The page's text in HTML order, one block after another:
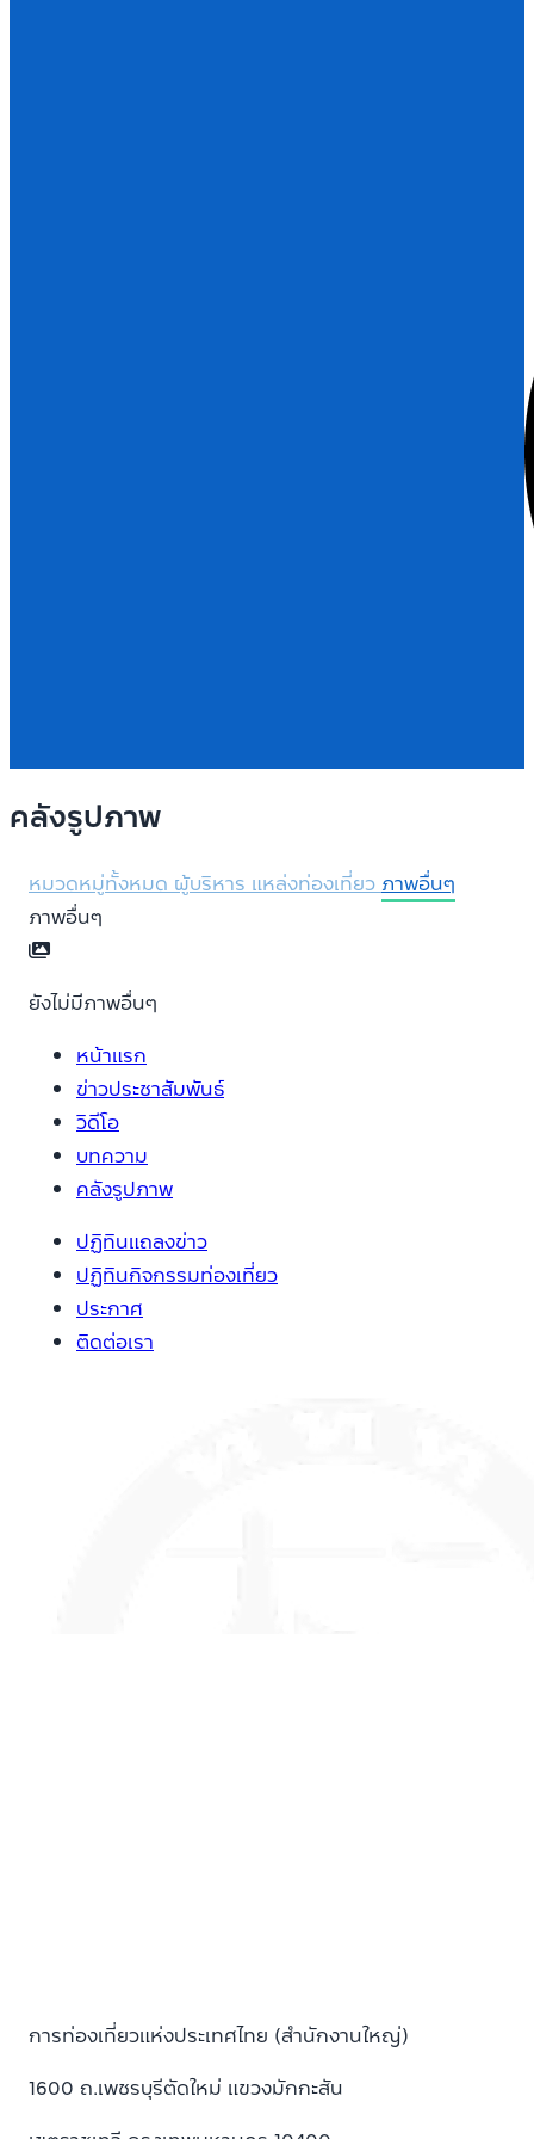
คลังรูปภาพ
หมวดหมู่ทั้งหมด ผู้บริหาร แหล่งท่องเที่ยว ภาพอื่นๆ
ภาพอื่นๆ
ยังไม่มีภาพอื่นๆ
หน้าแรก
ข่าวประชาสัมพันธ์
วิดีโอ
บทความ
คลังรูปภาพ
ปฏิทินแถลงข่าว
ปฏิทินกิจกรรมท่องเที่ยว
ประกาศ
ติดต่อเรา
การท่องเที่ยวแห่งประเทศไทย (สำนักงานใหญ่)
1600 ถ.เพชรบุรีตัดใหม่ แขวงมักกะสัน